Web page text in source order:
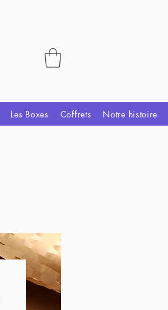
Les Boxes Coffrets Notre histoire